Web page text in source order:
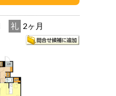
礼 2ヶ月